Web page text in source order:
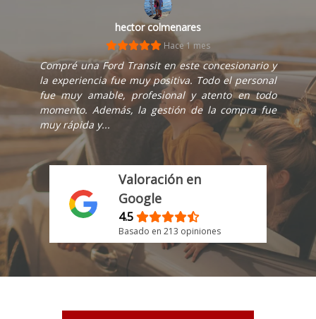
hector colmenares
Hace 1 mes
Compré una Ford Transit en este concesionario y
la experiencia fue muy positiva. Todo el personal
fue muy amable, profesional y atento en todo
momento. Además, la gestión de la compra fue
muy rápida y...
Valoración en
Google
4.5
Basado en 213 opiniones